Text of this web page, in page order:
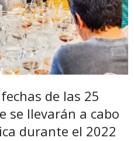
de las 25
se llevarán a cabo
durante el 2022